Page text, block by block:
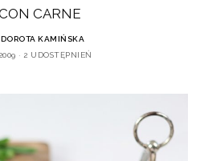
CARNE
DOROTA KAMIŃSKA
2 UDOSTĘPNIEŃ